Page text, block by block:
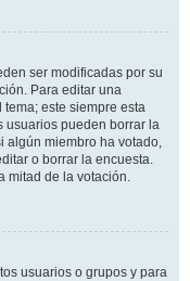
ser modificadas por su
Para editar una
este siempre esta
usuarios pueden borrar la
algún miembro ha votado,
o borrar la encuesta.
mitad de la votación.
usuarios o grupos y para